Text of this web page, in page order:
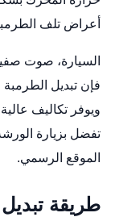
أعراض تلف
السيارة، صوت
فإن تبديل
تفضل بزيارة
الموقع الرسمي.
طريقة تبديل